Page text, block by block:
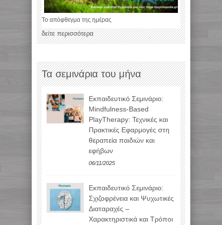
Το απόφθεγμα της ημέρας
δείτε περισσότερα
Τα σεμινάρια του μήνα
Εκπαιδευτικό Σεμινάριο:
Mindfulness-Based
PlayTherapy: Τεχνικές και
Πρακτικές Εφαρμογές στη
θεραπεία παιδιών και
εφήβων
06/11/2025
Εκπαιδευτικό Σεμινάριο:
Σχιζοφρένεια και Ψυχωτικές
Διαταραχές –
Χαρακτηριστικά και Τρόποι